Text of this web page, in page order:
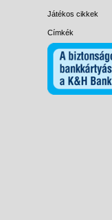
Játékos cikkek
Címkék